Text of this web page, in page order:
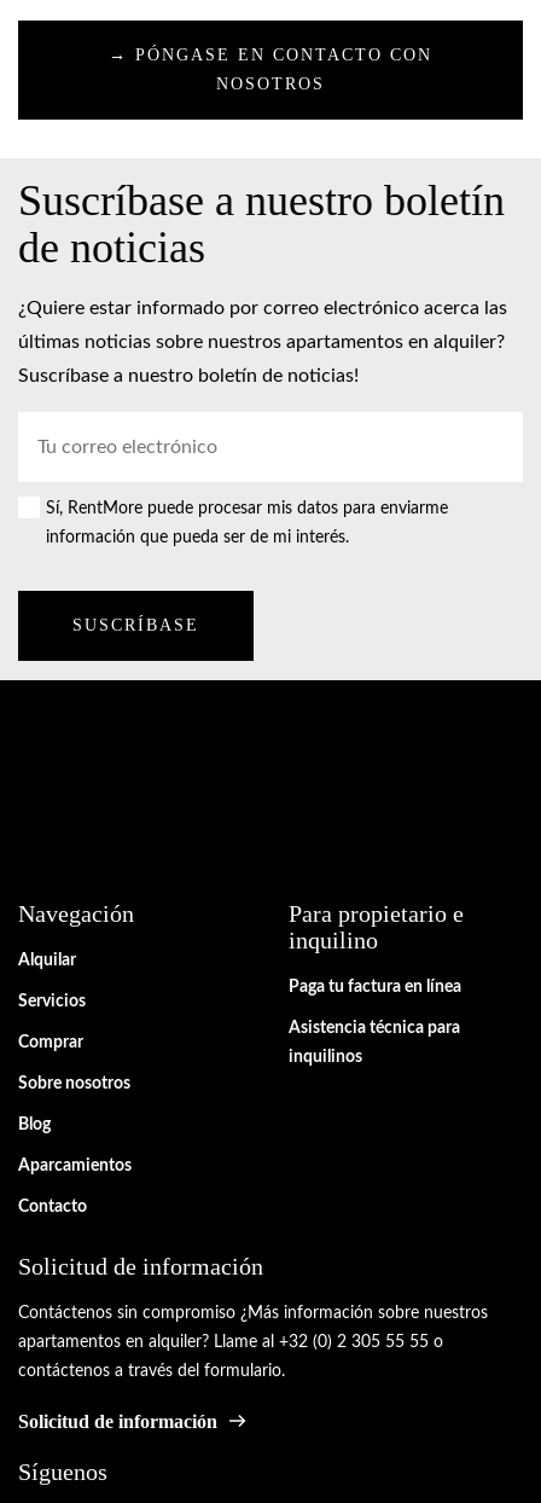
→ PÓNGASE EN CONTACTO CON
NOSOTROS
Suscríbase a nuestro boletín
de noticias
¿Quiere estar informado por correo electrónico acerca las
últimas noticias sobre nuestros apartamentos en alquiler?
Suscríbase a nuestro boletín de noticias!
Dirección
correo
electrónico
Consent
Sí, RentMore puede procesar mis datos para enviarme
información que pueda ser de mi interés.
Navegación
Alquilar
Servicios
Comprar
Sobre nosotros
Blog
Aparcamientos
Contacto
Solicitud de información
Contáctenos sin compromiso ¿Más información sobre nuestros
apartamentos en alquiler? Llame al +32 (0) 2 305 55 55 o
contáctenos a través del formulario.
Solicitud de información
Para propietario e
inquilino
Paga tu factura en línea
Asistencia técnica para
inquilinos
Síguenos